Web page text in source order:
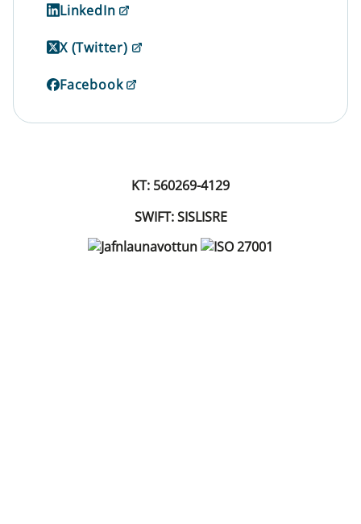
LinkedIn
X (Twitter)
Facebook
KT: 560269-4129
SWIFT: SISLISRE